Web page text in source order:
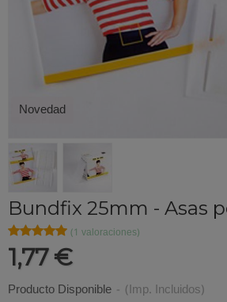
Novedad
Bundfix 25mm - Asas
★★★★★
★★★★★ (1 valoraciones)
1,77 €
Producto Disponible - (Imp. Incluidos)